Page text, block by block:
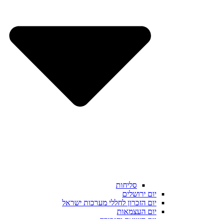
סליחות
יום ירושלים
יום הזכרון לחללי מערכות ישראל
יום העצמאות